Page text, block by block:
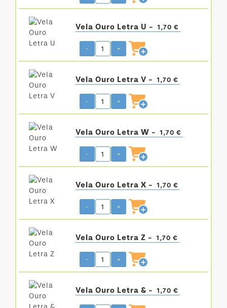
Vela Ouro Letra U - 1,70 €
- +
Vela Ouro Letra V - 1,70 €
- +
Vela Ouro Letra W - 1,70 €
- +
Vela Ouro Letra X - 1,70 €
- +
Vela Ouro Letra Z - 1,70 €
- +
Vela Ouro Letra & - 1,70 €